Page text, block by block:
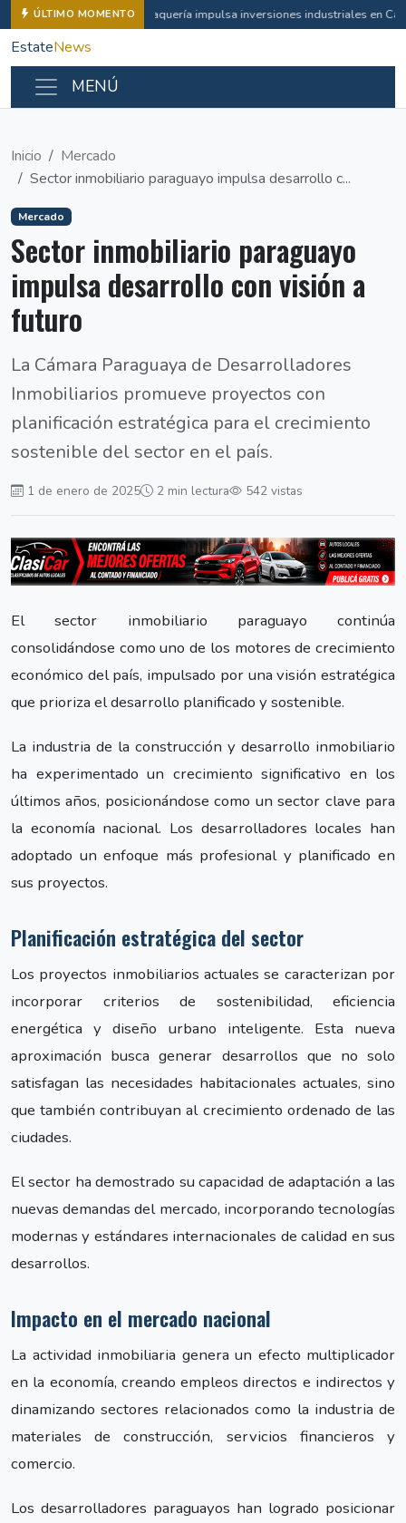
ÚLTIMO MOMENTO Vaquería impulsa inversiones industriales en
EstateNews
MENÚ
Inicio
Mercado
Sector inmobiliario paraguayo impulsa desarrollo c...
Mercado
Sector inmobiliario paraguayo
impulsa desarrollo con visión a
futuro
La Cámara Paraguaya de Desarrolladores
Inmobiliarios promueve proyectos con
planificación estratégica para el crecimiento
sostenible del sector en el país.
1 de enero de 2025 2 min lectura 542 vistas
El sector inmobiliario paraguayo continúa
consolidándose como uno de los motores de crecimiento
económico del país, impulsado por una visión estratégica
que prioriza el desarrollo planificado y sostenible.
La industria de la construcción y desarrollo inmobiliario
ha experimentado un crecimiento significativo en los
últimos años, posicionándose como un sector clave para
la economía nacional. Los desarrolladores locales han
adoptado un enfoque más profesional y planificado en
sus proyectos.
Planificación estratégica del sector
Los proyectos inmobiliarios actuales se caracterizan por
incorporar criterios de sostenibilidad, eficiencia
energética y diseño urbano inteligente. Esta nueva
aproximación busca generar desarrollos que no solo
satisfagan las necesidades habitacionales actuales, sino
que también contribuyan al crecimiento ordenado de las
ciudades.
El sector ha demostrado su capacidad de adaptación a las
nuevas demandas del mercado, incorporando tecnologías
modernas y estándares internacionales de calidad en sus
desarrollos.
Impacto en el mercado nacional
La actividad inmobiliaria genera un efecto multiplicador
en la economía, creando empleos directos e indirectos y
dinamizando sectores relacionados como la industria de
materiales de construcción, servicios financieros y
comercio.
Los desarrolladores paraguayos han logrado posicionar